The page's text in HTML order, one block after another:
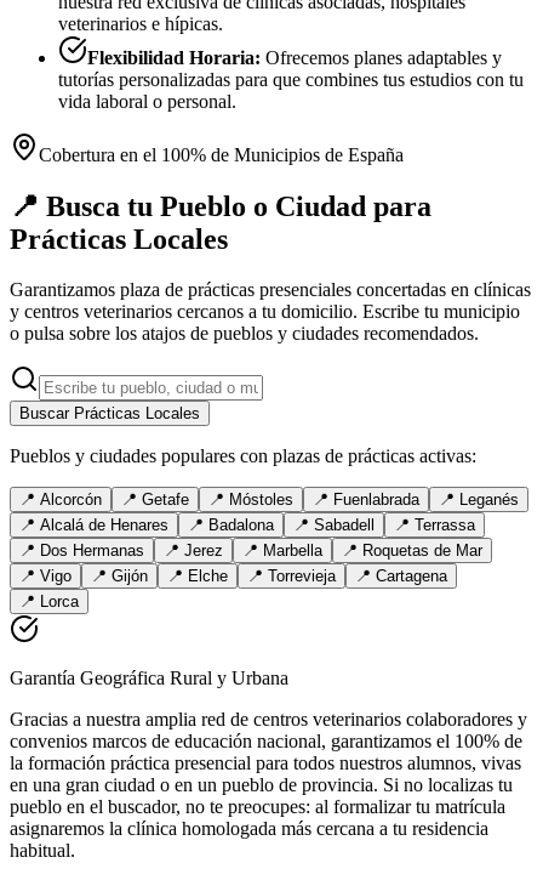
veterinarios e hípicas.
Flexibilidad Horaria: Ofrecemos planes adaptables y
tutorías personalizadas para que combines tus estudios con tu
vida laboral o personal.
Cobertura en el 100% de Municipios de España
📍 Busca tu Pueblo o Ciudad para
Prácticas Locales
Garantizamos plaza de prácticas presenciales concertadas en clínicas
y centros veterinarios cercanos a tu domicilio. Escribe tu municipio
o pulsa sobre los atajos de pueblos y ciudades recomendados.
Buscar Prácticas Locales
Pueblos y ciudades populares con plazas de prácticas activas:
📍 Alcorcón 📍 Getafe 📍 Móstoles 📍 Fuenlabrada 📍 Leganés
📍 Alcalá de Henares 📍 Badalona 📍 Sabadell 📍 Terrassa
📍 Dos Hermanas 📍 Jerez 📍 Marbella 📍 Roquetas de Mar
📍 Vigo 📍 Gijón 📍 Elche 📍 Torrevieja 📍 Cartagena
📍 Lorca
Garantía Geográfica Rural y Urbana
Gracias a nuestra amplia red de centros veterinarios colaboradores y
convenios marcos de educación nacional, garantizamos el 100% de
la formación práctica presencial para todos nuestros alumnos, vivas
en una gran ciudad o en un pueblo de provincia. Si no localizas tu
pueblo en el buscador, no te preocupes: al formalizar tu matrícula
asignaremos la clínica homologada más cercana a tu residencia
habitual.